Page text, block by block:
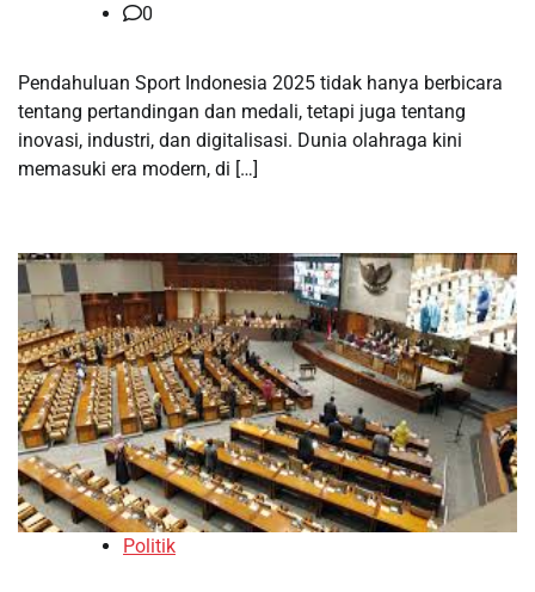
0
Pendahuluan Sport Indonesia 2025 tidak hanya berbicara
tentang pertandingan dan medali, tetapi juga tentang
inovasi, industri, dan digitalisasi. Dunia olahraga kini
memasuki era modern, di […]
Politik